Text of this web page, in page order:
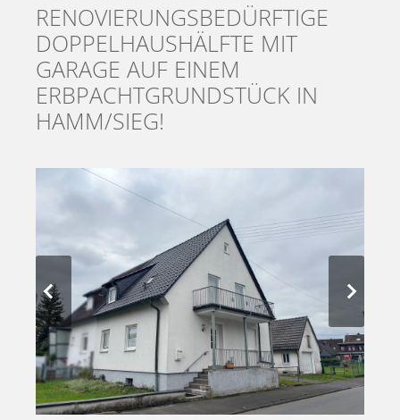
RENOVIERUNGSBEDÜRFTIGE
DOPPELHAUSHÄLFTE MIT
GARAGE AUF EINEM
ERBPACHTGRUNDSTÜCK IN
HAMM/SIEG!